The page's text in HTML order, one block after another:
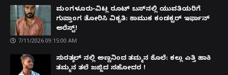
ಮಂಗಳೂರು-ವಿಟ್ಲ ರೂಟ್ ಬಸ್‌ನಲ್ಲಿ ಯುವತಿಯರಿಗೆ
ಗುಪ್ತಾಂಗ ತೋರಿಸಿ ವಿಕೃತಿ: ಕಾಮುಕ ಕಂಡಕ್ಟರ್ ಇರ್ಫಾನ್
ಅರೆಸ್ಟ್!
7/11/2026 09:15:00 AM
ಸುರತ್ಕಲ್ ನಲ್ಲಿ ಅಣ್ಣನಿಂದ ತಮ್ಮನ ಕೊಲೆ: ಕಲ್ಲು ಎತ್ತಿ ಹಾಕಿ
ತಮ್ಮನ ತಲೆ ಜಜ್ಜಿದ ಸಹೋದರ !